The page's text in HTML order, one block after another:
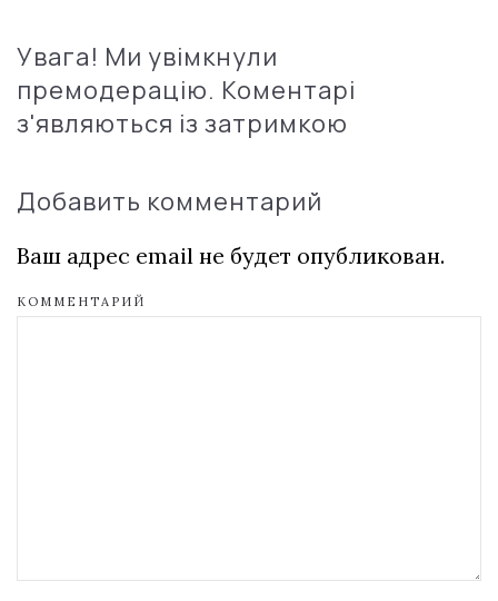
Увага! Ми увімкнули
премодерацію. Коментарі
з'являються із затримкою
Добавить комментарий
Ваш адрес email не будет опубликован.
КОММЕНТАРИЙ